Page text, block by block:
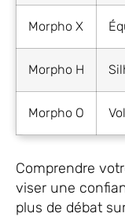
Morpho X
Morpho H
Morpho O
Comprendre
viser une
plus de débat